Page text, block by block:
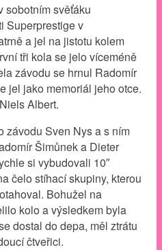
sobotním svěťáku
Superprestige v
a jel na jistotu kolem
tři kola se jelo víceméně
závodu se hrnul Radomír
jel jako memoriál jeho otce.
Albert.
závodu Sven Nys a s ním
Šimůnek a Dieter
si vybudovali 10″
čelo stíhací skupiny, kterou
Bohužel na
kolo a výsledkem byla
dostal do depa, měl ztrátu
čtveřici.